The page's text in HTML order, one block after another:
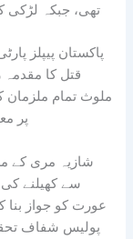
تھی، جبکہ لڑکی
پاکستان پیپلز
قتل کا
ملوث تمام ملزمان
پر
شازیہ مری کے
سے کھیلنے
عورت کو جواز بنا
پولیس شفاف